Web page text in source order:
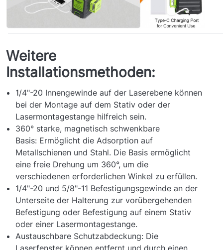
Weitere
Installationsmethoden:
1/4"-20 Innengewinde auf der Laserebene können
bei der Montage auf dem Stativ oder der
Lasermontagestange hilfreich sein.
360° starke, magnetisch schwenkbare
Basis: Ermöglicht die Adsorption auf
Metallschienen und Stahl. Die Basis ermöglicht
eine freie Drehung um 360°, um die
verschiedenen erforderlichen Winkel zu erfüllen.
1/4"-20 und 5/8"-11 Befestigungsgewinde an der
Unterseite der Halterung zur vorübergehenden
Befestigung oder Befestigung auf einem Stativ
oder einer Lasermontagestange.
Austauschbare Schutzabdeckung: Die
Laserfenster können entfernt und durch einen